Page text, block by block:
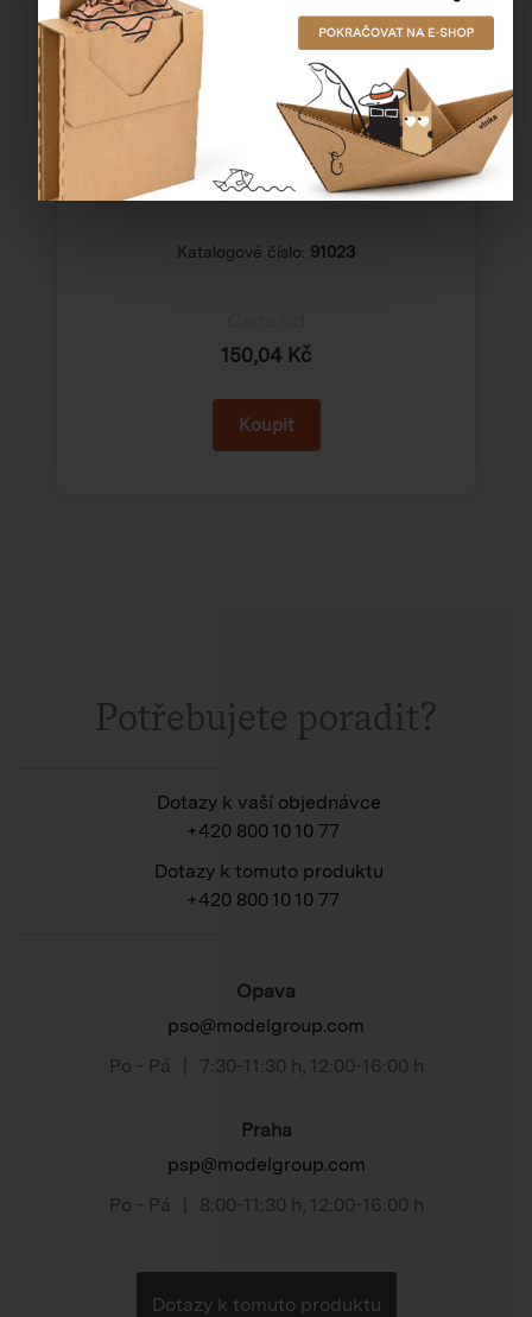
Stretch fólie, ruční, 23my - šíře 50 cm
Katalogové číslo: 91023
150,04 Kč
Potřebujete poradit?
Dotazy k vaší objednávce
+420 800 10 10 77
Dotazy k tomuto produktu
+420 800 10 10 77
Opava
pso@modelgroup.com
Po - Pá
7:30-11:30 h 12:00-16:00 h
Praha
psp@modelgroup.com
Po - Pá
8:00-11:30 h 12:00-16:00 h
Dotazy k tomuto produktu